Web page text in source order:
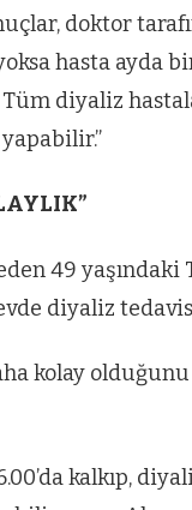
doktor
hasta ayda
Tüm diyaliz
49 yaşındaki
diyaliz
kolay olduğunu
kalkıp,